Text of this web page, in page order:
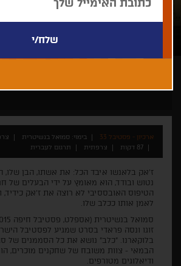
ארכיון - פסטיבל 33 בימוי: סמואל בנשיטרית
87 דקות
צרפתית תרגום לעברית
ז'אק בלאנשו איבד הכל: את אשתו, הבן שלו,
נטוש ובודד, הוא מאומץ על ידי הבעלים של
הטיפוס האובססיבי לא רוצה את ז'אק כידיד,
לאמן אותו ככלב שלו.
זוגו ונסה פראדי בסרט שמגיע לפסטיבל
בלוקארנו. "כלב" נושא את כל הסממנים של
הבמאי - צוות משובח של שחקנים מוכרים,
ודיאלוגים מטורפים.